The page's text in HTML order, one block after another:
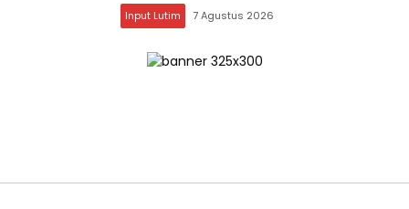
Input Lutim 7 Agustus 2026